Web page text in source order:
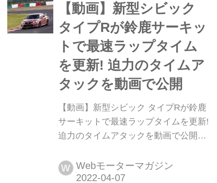
という。フルバッテリーEVは果たし
て、どこまで「速く」なるのだろう。
【動画】新型シビック
タイプRが鈴鹿サーキッ
トで最速ラップタイム
を更新! 迫力のタイムア
タックを動画で公開
【動画】新型シビック タイプRが鈴鹿
サーキットで最速ラップタイムを更新!
迫力のタイムアタックを動画で公開
タイプRの最終的な性能評価のための
走行テストを鈴鹿サーキット 国際レー
W Webモーターマガジン